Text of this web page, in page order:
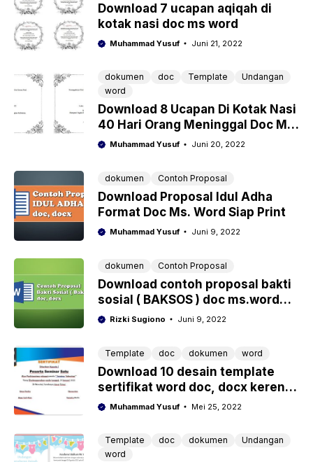
Download 7 ucapan aqiqah di
kotak nasi doc ms word
Muhammad Yusuf Juni 21, 2022
dokumen doc Template
Undangan
word
Download 8 Ucapan Di Kotak Nasi
40 Hari Orang Meninggal Doc Ms.
Word Siap Edit
Muhammad Yusuf Juni 20, 2022
dokumen Contoh Proposal
Download Proposal Idul Adha
Format Doc Ms. Word Siap Print
Muhammad Yusuf Juni 9, 2022
dokumen Contoh Proposal
Download contoh proposal bakti
sosial ( BAKSOS ) doc ms.word
tinggal edit
Rizki Sugiono Juni 9, 2022
Template doc dokumen word
Download 10 desain template
sertifikat word doc, docx keren
gratis
Muhammad Yusuf Mei 25, 2022
Template doc dokumen
Undangan
word